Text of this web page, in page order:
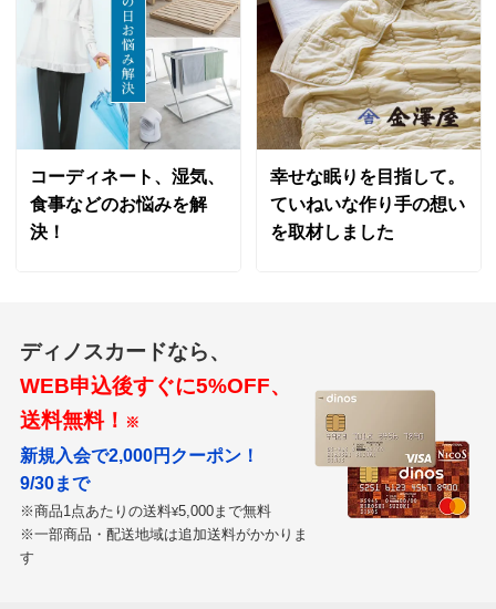
商品番号 900-LE13-33
奥行350～380cm
価格 ¥21,100税込 ¥19,182 税抜
送料・送料種
別
基本配送料：¥880
※お届け先が同じであれば複数個ご購入いただいても¥880です。
価格 ¥23,800
送料・送料種
別
基本配送料：¥880
※お届け先が同じであれば複数個ご購入いただいても¥880です。
商品番号
奥行10～110cm ブラウンケイ
山口県
採寸したサイズにぴったりと調整されており、色合いも
落ち着いたものであった。薄いかと思ったが、足裏の感
触では適度にクッション性があって、大変満足。
2023/01/04
セミオーダーなので、キッチンサイズにぴったり！！
落ち着いた色合いでとても気に入っています。
2022/12/15
奥行10～110cm ベージュケイ
コーディネート、湿気、
食事などのお悩みを解
決！
幸せな眠りを目指して。
ていねいな作り手の想い
を取材しました
ディノスカードなら、
WEB申込後すぐに5%OFF、
送料無料！ ※
新規入会で2,000円クーポン！
9/30まで
※商品1点あたりの送料¥5,000まで無料
※一部商品・配送地域は追加送料がかかりま
す